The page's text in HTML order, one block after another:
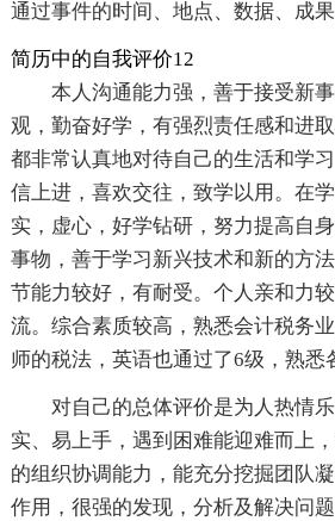
通过事件的时间、地点、数据、成果
简历中的自我评价12
本人沟通能力强，善于接受新
观，勤奋好学，有强烈责任感和进
都非常认真地对待自己的生活和学
信上进，喜欢交往，致学以用。在
实，虚心，好学钻研，努力提高自
事物，善于学习新兴技术和新的方
节能力较好，有耐受。个人亲和力
流。综合素质较高，熟悉会计税务
师的税法，英语也通过了6级，熟悉
对自己的总体评价是为人热情
实、易上手，遇到困难能迎难而上
的组织协调能力，能充分挖掘团队
作用，很强的发现，分析及解决问